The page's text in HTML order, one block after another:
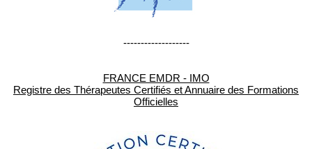
-------------------
FRANCE EMDR - IMO
Registre des Thérapeutes Certifiés et Annuaire des Formations
Officielles